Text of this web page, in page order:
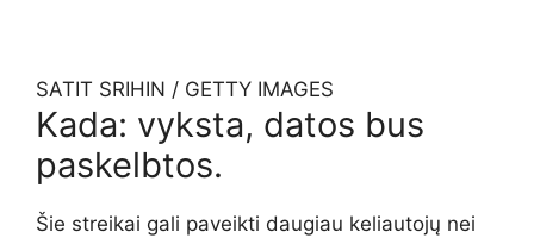
SATIT SRIHIN / GETTY IMAGES
Kada: vyksta, datos bus
paskelbtos.
Šie streikai gali paveikti daugiau keliautojų nei